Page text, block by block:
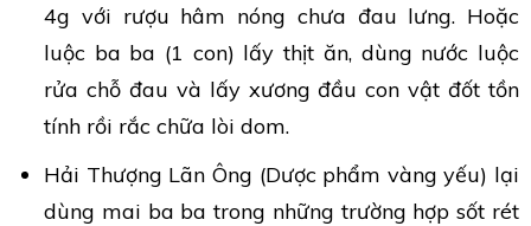
4g với rượu hâm nóng chưa đau lưng. Hoặc
luộc ba ba (1 con) lấy thịt ăn, dùng nước luộc
rửa chỗ đau và lấy xương đầu con vật đốt tồn
tính rồi rắc chữa lòi dom.
Hải Thượng Lãn Ông (Dược phẩm vàng yếu) lại
dùng mai ba ba trong những trường hợp sốt rét